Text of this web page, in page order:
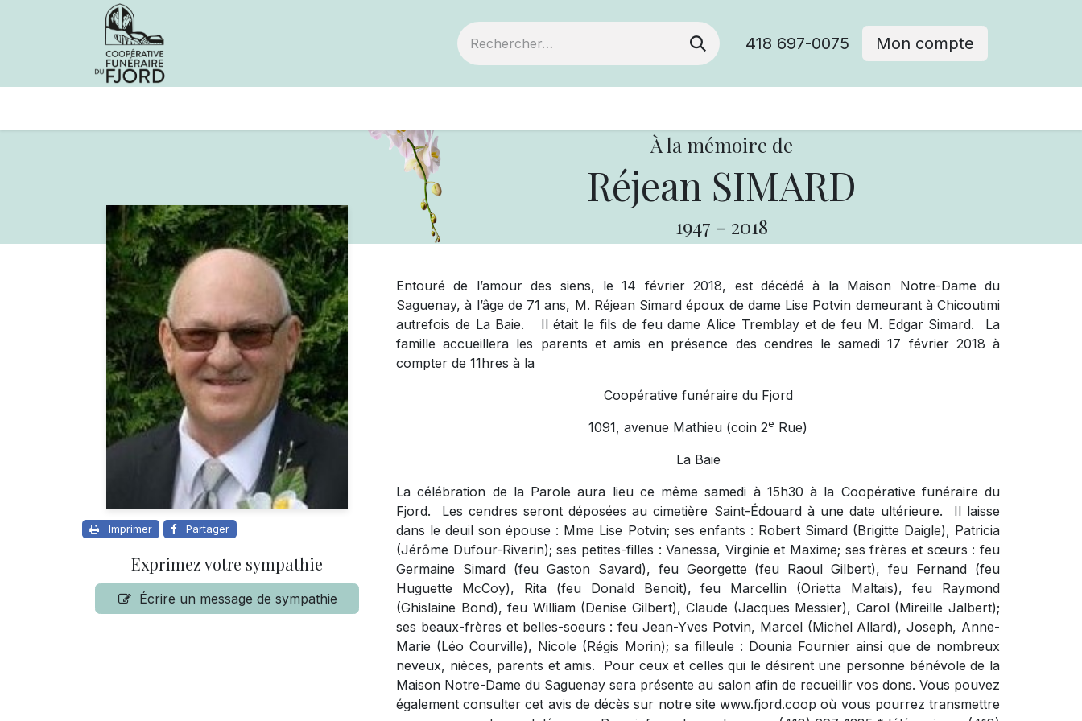
418 697-0075 Mon compte
À la mémoire de
Réjean SIMARD
1947 - 2018
Imprimer Partager
Exprimez votre sympathie
Écrire un message de sympathie
Entouré de l’amour des siens, le 14 février 2018, est décédé à la Maison Notre-Dame du
Saguenay, à l’âge de 71 ans, M. Réjean Simard époux de dame Lise Potvin demeurant à Chicoutimi
autrefois de La Baie.
Il était le fils de feu dame Alice Tremblay et de feu M. Edgar Simard.
La
famille accueillera les parents et amis en présence des cendres le samedi 17 février 2018 à
compter de 11hres à la
Coopérative funéraire du Fjord
1091, avenue Mathieu (coin 2e Rue)
La Baie
La célébration de la Parole aura lieu ce même samedi à 15h30 à la Coopérative funéraire du
Fjord.
Les cendres seront déposées au cimetière Saint-Édouard à une date ultérieure.
Il laisse
dans le deuil son épouse : Mme Lise Potvin; ses enfants : Robert Simard (Brigitte Daigle), Patricia
(Jérôme Dufour-Riverin); ses petites-filles : Vanessa, Virginie et Maxime; ses frères et sœurs : feu
Germaine Simard (feu Gaston Savard), feu Georgette (feu Raoul Gilbert), feu Fernand (feu
Huguette McCoy), Rita (feu Donald Benoit), feu Marcellin (Orietta Maltais), feu Raymond
(Ghislaine Bond), feu William (Denise Gilbert), Claude (Jacques Messier), Carol (Mireille Jalbert);
ses beaux-frères et belles-soeurs : feu Jean-Yves Potvin, Marcel (Michel Allard), Joseph, Anne-
Marie (Léo Courville), Nicole (Régis Morin); sa filleule : Dounia Fournier ainsi que de nombreux
neveux, nièces, parents et amis.
Pour ceux et celles qui le désirent une personne bénévole de la
Maison Notre-Dame du Saguenay sera présente au salon afin de recueillir vos dons. Vous pouvez
également consulter cet avis de décès sur notre site www.fjord.coop où vous pourrez transmettre